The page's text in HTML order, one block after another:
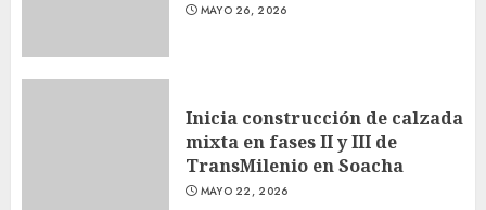
MAYO 26, 2026
Inicia construcción de calzada
mixta en fases II y III de
TransMilenio en Soacha
MAYO 22, 2026